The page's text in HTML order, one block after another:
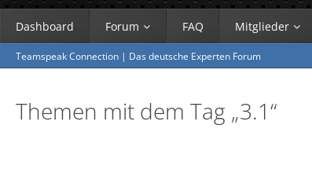
Dashboard Forum FAQ Mitglieder
Teamspeak Connection | Das deutsche Experten Forum
Themen mit dem Tag „3.1“